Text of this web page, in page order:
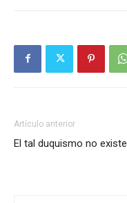
Artículo anterior
El tal duquismo no existe